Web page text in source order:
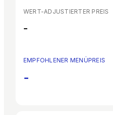
WERT-ADJUSTIERTER PREIS
-
EMPFOHLENER MENÜPREIS
-